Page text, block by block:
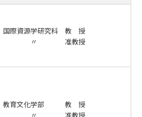
国際資源学研究科 教 授
〃 准教授
教育文化学部 教 授